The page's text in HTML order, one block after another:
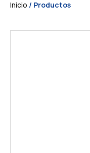
Inicio / Productos